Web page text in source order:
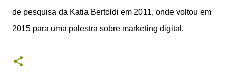
de pesquisa da Katia Bertoldi em 2011, onde voltou em
2015 para uma palestra sobre marketing digital.